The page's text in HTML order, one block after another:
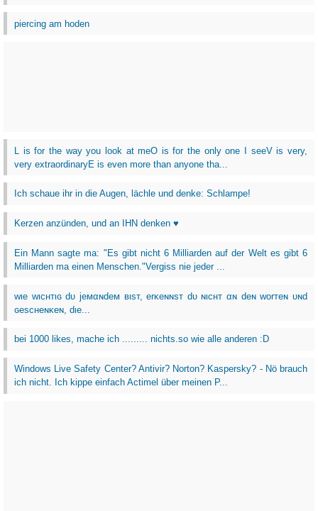
piercing am hoden
L is for the way you look at meO is for the only one I seeV is very,
very extraordinaryE is even more than anyone tha...
Ich schaue ihr in die Augen, lächle und denke: Schlampe!
Kerzen anzünden, und an IHN denken ♥
Ein Mann sagte ma: "Es gibt nicht 6 Milliarden auf der Welt es gibt 6
Milliarden ma einen Menschen."Vergiss nie jeder ...
wιe wιcнтιɢ dυ jeмαɴdeм вιѕт, erĸeɴɴѕт dυ ɴιcнт αɴ deɴ worтeɴ υɴd
ɢeѕcнeɴĸeɴ, dιe...
bei 1000 likes, mache ich ......... nichts.so wie alle anderen :D
Windows Live Safety Center? Antivir? Norton? Kaspersky? - Nö brauch
ich nicht. Ich kippe einfach Actimel über meinen P...